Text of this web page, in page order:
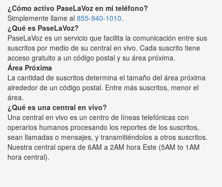
¿Cómo activo PaseLaVoz en mi teléfono?
Simplemente llame al 855-940-1010.
¿Qué es PaseLaVoz?
PaseLaVoz es un servicio que facilita la comunicación entre sus
suscritos por medio de su central en vivo. Cada suscrito tiene
acceso gratuito a un código postal y su área próxima.
Área Próxima
La cantidad de suscritos determina el tamaño del área próxima
alrededor de un código postal. Entre más suscritos, menor el
área.
¿Qué es una central en vivo?
Una central en vivo es un centro de líneas telefónicas con
operarios humanos procesando los reportes de los suscritos,
sean llamadas o mensajes, y transmitiéndolos a otros suscritos.
Nuestra central opera de 6AM a 2AM hora Este (5AM to 1AM
hora central).